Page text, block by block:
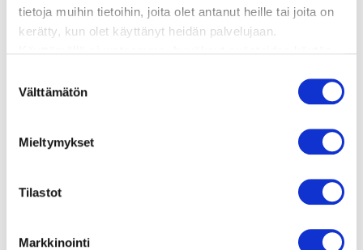
tietoja muihin tietoihin, joita olet antanut heille tai joita on
kerätty, kun olet käyttänyt heidän palvelujaan.
valinta
Välttämätön
Mieltymykset
Tilastot
Markkinointi